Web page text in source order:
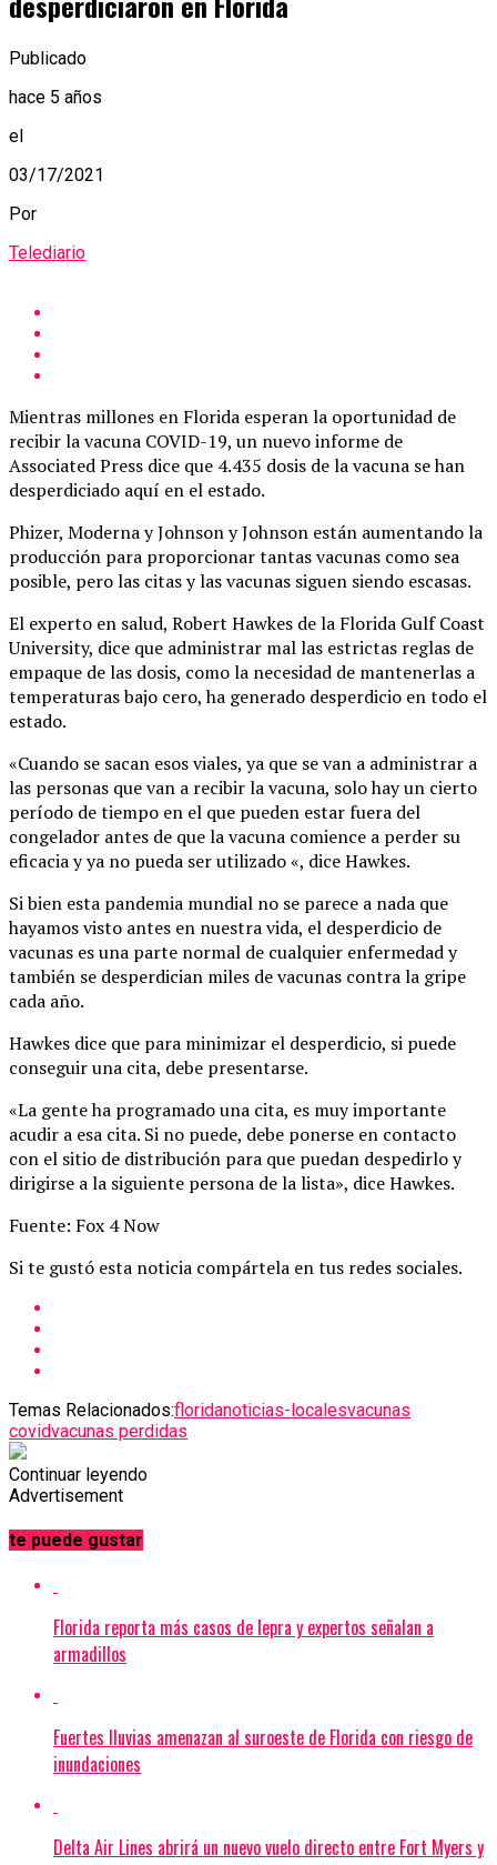
Publicado
hace 5 años
el
03/17/2021
Por
Telediario
Mientras millones en Florida esperan la oportunidad de
recibir la vacuna COVID-19, un nuevo informe de
Associated Press dice que 4.435 dosis de la vacuna se han
desperdiciado aquí en el estado.
Phizer, Moderna y Johnson y Johnson están aumentando la
producción para proporcionar tantas vacunas como sea
posible, pero las citas y las vacunas siguen siendo escasas.
El experto en salud, Robert Hawkes de la Florida Gulf Coast
University, dice que administrar mal las estrictas reglas de
empaque de las dosis, como la necesidad de mantenerlas a
temperaturas bajo cero, ha generado desperdicio en todo el
estado.
«Cuando se sacan esos viales, ya que se van a administrar a
las personas que van a recibir la vacuna, solo hay un cierto
período de tiempo en el que pueden estar fuera del
congelador antes de que la vacuna comience a perder su
eficacia y ya no pueda ser utilizado «, dice Hawkes.
Si bien esta pandemia mundial no se parece a nada que
hayamos visto antes en nuestra vida, el desperdicio de
vacunas es una parte normal de cualquier enfermedad y
también se desperdician miles de vacunas contra la gripe
cada año.
Hawkes dice que para minimizar el desperdicio, si puede
conseguir una cita, debe presentarse.
«La gente ha programado una cita, es muy importante
acudir a esa cita. Si no puede, debe ponerse en contacto
con el sitio de distribución para que puedan despedirlo y
dirigirse a la siguiente persona de la lista», dice Hawkes.
Fuente: Fox 4 Now
Si te gustó esta noticia compártela en tus redes sociales.
Temas Relacionados:floridanoticias-localesvacunas
covidvacunas perdidas
Continuar leyendo
Advertisement
te puede gustar
Florida reporta más casos de lepra y expertos señalan a
armadillos
Fuertes lluvias amenazan al suroeste de Florida con riesgo de
inundaciones
Delta Air Lines abrirá un nuevo vuelo directo entre Fort Myers y